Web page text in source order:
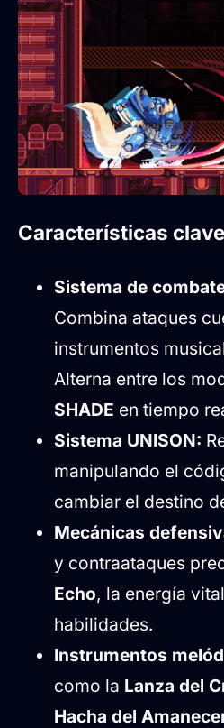
Características
Sistema de
Combina ataques
instrumentos
Alterna entre los
SHADE en tiempo
Sistema UNISON:
manipulando el
cambiar el destino
Mecánicas
y contraataques
Echo, la energía
habilidades.
Instrumentos
como la Lanza del
Hacha del